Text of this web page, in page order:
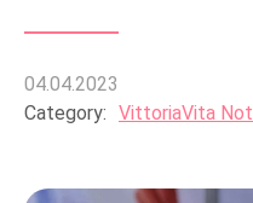
04.04.2023
Category: VittoriaVita